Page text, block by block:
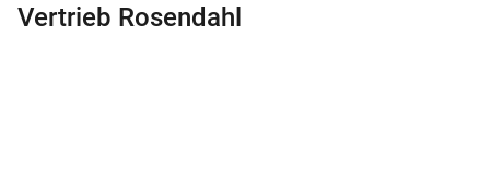
Vertrieb Rosendahl